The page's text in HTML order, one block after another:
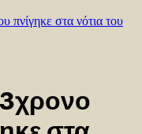
πνίγηκε στα νότια του